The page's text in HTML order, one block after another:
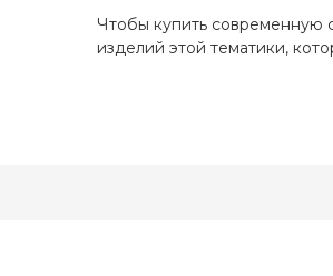
Чтобы купить современную
изделий этой тематики,